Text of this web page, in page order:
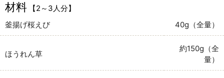
材料
【2～3人分】
釜揚げ桜えび
40g（全量）
ほうれん草
約150g（全
量）